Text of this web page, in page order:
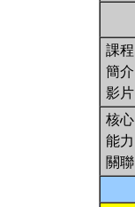
課程
簡介
影片
核心
能力
關聯